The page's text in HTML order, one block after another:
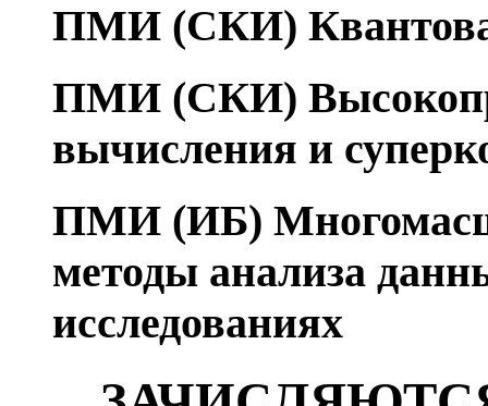
ПМИ (СКИ)
ПМИ (СКИ)
вычисления и
ПМИ (ИБ)
методы анализа
исследованиях